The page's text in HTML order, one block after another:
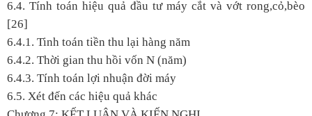
6.4. Tính toán hiệu quả đầu tư máy cắt và vớt rong,cỏ,bèo
[26]
6.4.1. Tinh toán tiền thu lại hàng năm
6.4.2. Thời gian thu hồi vốn N (năm)
6.4.3. Tính toán lợi nhuận đời máy
6.5. Xét đến các hiệu quả khác